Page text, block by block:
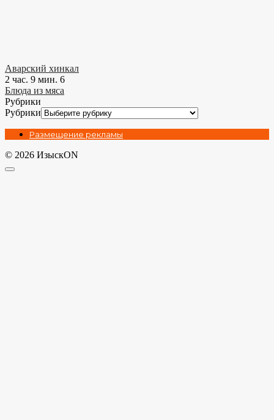
Аварский хинкал
2 час. 9 мин. 6
Блюда из мяса
Рубрики
Рубрики
Размещение рекламы
© 2026 ИзыскON